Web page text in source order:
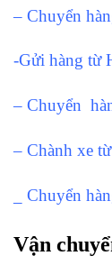
– Chuyển
-Gửi hàng từ
– Chuyển
– Chành xe
_ Chuyển
Vận